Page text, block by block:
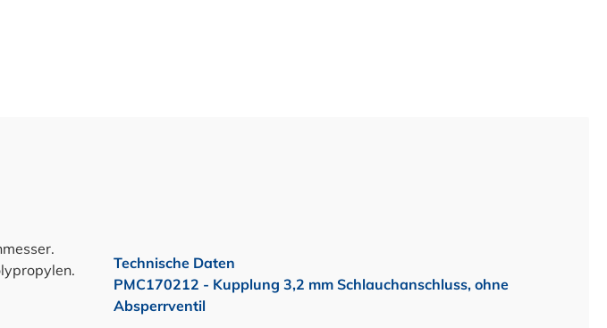
Technische Daten
PMC170212 - Kupplung 3,2 mm Schlauchanschluss, ohne
Absperrventil